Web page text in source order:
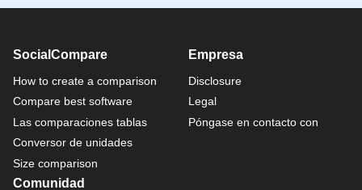
SocialCompare
How to create a comparison
Compare best software
Las comparaciones tablas
Conversor de unidades
Size comparison
Empresa
Disclosure
Legal
Póngase en contacto con
Comunidad